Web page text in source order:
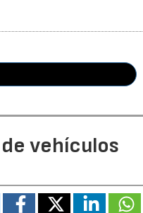
vehículos